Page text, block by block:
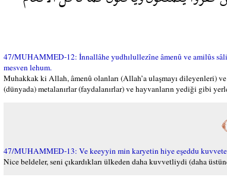
47/MUHAMMED-12: İnnallâhe yudhılullezîne âmenû ve amilûs
mesven lehum.
Muhakkak ki Allah, âmenû olanları (Allah’a ulaşmayı dileyenleri)
(dünyada) metalanırlar (faydalanırlar) ve hayvanların yediği gibi
47/MUHAMMED-13: Ve keeyyin min karyetin hiye eşeddu
Nice beldeler, seni çıkardıkları ülkeden daha kuvvetliydi (daha